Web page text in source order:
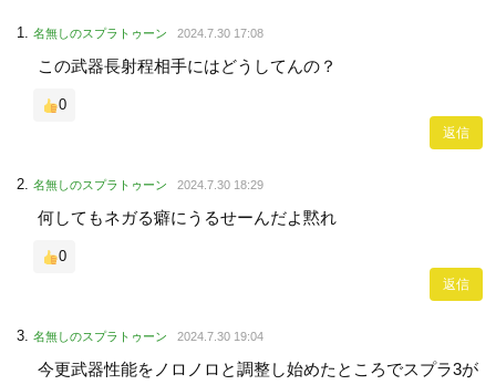
名無しのスプラトゥーン 2024.7.30 17:08
この武器長射程相手にはどうしてんの？
0
返信
名無しのスプラトゥーン 2024.7.30 18:29
何してもネガる癖にうるせーんだよ黙れ
0
返信
名無しのスプラトゥーン 2024.7.30 19:04
今更武器性能をノロノロと調整し始めたところでスプラ3が